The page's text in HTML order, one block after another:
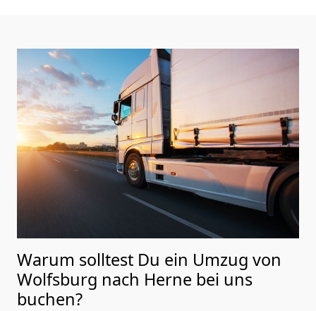
Warum solltest Du ein Umzug von
Wolfsburg nach Herne bei uns
buchen?